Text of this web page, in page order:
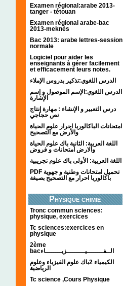
Examen régional:arabe 2013-
tanger - tétouan
Examen régional arabe-bac
2013-meknès
Bac 2013: arabe lettres-session
normale
Logiciel pour aider les
enseignants à gérer facilement
et efficacement leurs notes.
الدرس اللغوي:تذكير بدروس الإملاء
الدرس اللغوي:الإسم الموصول و إسم
الإشارة
درس التعبير و الإنشاء : مهارة إنتاج
نص حجاجي
امتحانات الباكالوريا احرار علوم الحياة
والأرض مع التصحيح
اللغة العربية: الثانية باك علوم الحياة
والارض امتحانات و فروض
اللغة العربية: الأولى باك علوم تجريبية
PDF تحميل امتحانات وطنية و جهوية
باكالوريا احرار مع التصحيح بصيغة
Physique chimie
Tronc commun sciences:
physique, exercices
Tc sciences:exercices en
physique
2ème
bacالــفــــــــيـــــــــزيــــــــاء
الكيمياء 2باك علوم الفيزياء وعلوم
الرياضية
Tc science ,Cours Physique